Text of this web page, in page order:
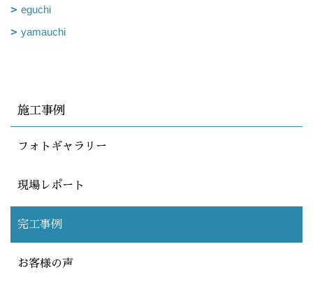
eguchi
yamauchi
施工事例
フォトギャラリー
現場レポート
完工事例
お客様の声